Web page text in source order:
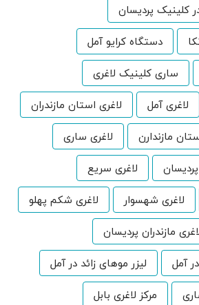
دستگاه کرایو آمل
ساری کلینیک لاغری
لاغری آمل
لاغری استان مازندران
مازندارن
لاغری ساری
لاغری سریع
لاغری شهسوار
لاغری شکم پهلو
مازندران پردیسان
آمل
لیزر موهای زائد در آمل
مرکز لاغری بابل